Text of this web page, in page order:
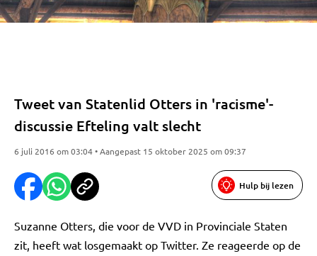
Tweet van Statenlid Otters in 'racisme'-
discussie Efteling valt slecht
6 juli 2016 om 03:04 • Aangepast 15 oktober 2025 om 09:37
Hulp bij lezen
Suzanne Otters, die voor de VVD in Provinciale Staten
zit, heeft wat losgemaakt op Twitter. Ze reageerde op de